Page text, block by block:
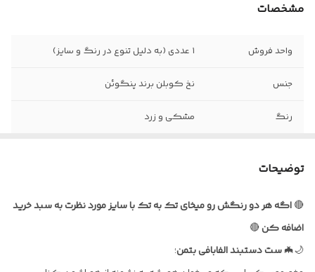
مشخصات
واحد فروش ۱ عددی (به دلیل تنوع در رنگ و سایز)
جنس نخ کوبلن برند پنگوئن
رنگ مشکی و زرد
توضیحات
🔴اگههردورنگشرومیخایتکبهتکباسایزموردنظرتبهسبدخرید
اضافهکن🔴
🌙🦇ستدستبندالفابافیبتمن؛